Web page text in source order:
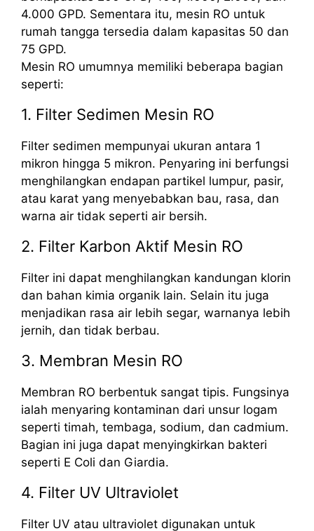
4.000 GPD. Sementara itu, mesin RO untuk
rumah tangga tersedia dalam kapasitas 50 dan
75 GPD.
Mesin RO umumnya memiliki beberapa bagian
seperti:
1. Filter Sedimen Mesin RO
Filter sedimen mempunyai ukuran antara 1
mikron hingga 5 mikron. Penyaring ini berfungsi
menghilangkan endapan partikel lumpur, pasir,
atau karat yang menyebabkan bau, rasa, dan
warna air tidak seperti air bersih.
2. Filter Karbon Aktif Mesin RO
Filter ini dapat menghilangkan kandungan klorin
dan bahan kimia organik lain. Selain itu juga
menjadikan rasa air lebih segar, warnanya lebih
jernih, dan tidak berbau.
3. Membran Mesin RO
Membran RO berbentuk sangat tipis. Fungsinya
ialah menyaring kontaminan dari unsur logam
seperti timah, tembaga, sodium, dan cadmium.
Bagian ini juga dapat menyingkirkan bakteri
seperti E Coli dan Giardia.
4. Filter UV Ultraviolet
Filter UV atau ultraviolet digunakan untuk